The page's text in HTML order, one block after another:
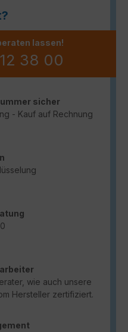
lassen!
38 00
sicher
- Kauf auf Rechnung
wie auch unsere
Hersteller zertifiziert.